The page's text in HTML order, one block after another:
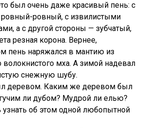
был очень даже красивый пень: с
ровный, с извилистыми
а с другой стороны — зубчатый,
резная корона. Вернее,
пень наряжался в мантию из
волокнистого мха. А зимой надевал
снежную шубу.
деревом. Каким же деревом был
ли дубом? Мудрой ли елью?
узнать об этом одной любопытной